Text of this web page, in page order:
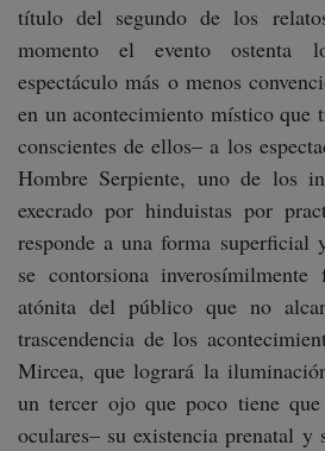
título del segundo de los
momento el evento ostenta
espectáculo más o menos
en un acontecimiento místico que
conscientes de ellos– a los
Hombre Serpiente, uno de los
execrado por hinduistas por
responde a una forma superficial
se contorsiona
atónita del público que no
trascendencia de los
Mircea, que logrará la
un tercer ojo que poco tiene
oculares– su existencia prenatal